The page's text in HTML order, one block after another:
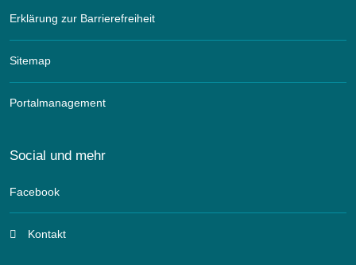
Erklärung zur Barrierefreiheit
Sitemap
Portalmanagement
Social und mehr
Facebook
Kontakt